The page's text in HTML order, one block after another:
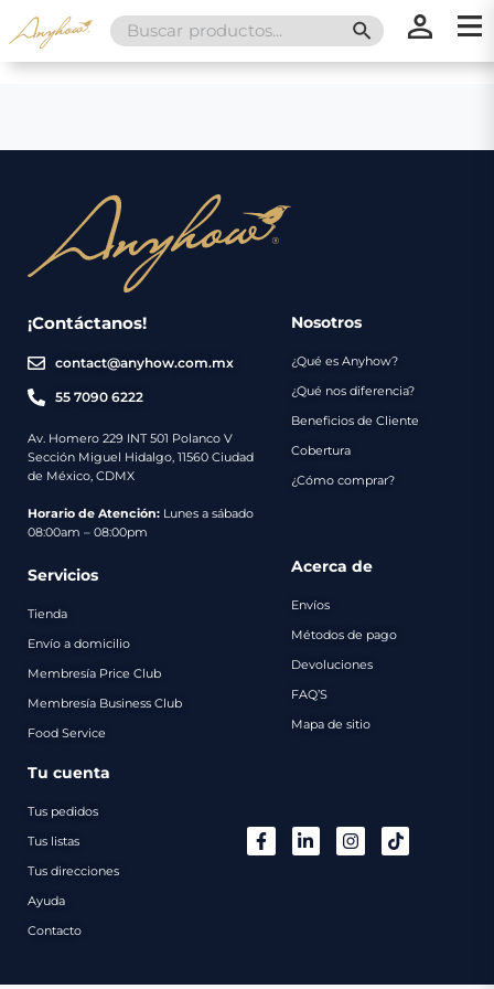
Search
for:
SEARCH
¡Contáctanos!
contact@anyhow.com.mx
55 7090 6222
Av. Homero 229 INT 501 Polanco V
Sección Miguel Hidalgo, 11560 Ciudad
de México, CDMX
Horario de Atención: Lunes a sábado
08:00am – 08:00pm
Nosotros
¿Qué es Anyhow?
¿Qué nos diferencia?
Beneficios de Cliente
Cobertura
¿Cómo comprar?
Servicios
Tienda
Envío a domicilio
Membresía Price Club
Membresía Business Club
Food Service
Acerca de
Envíos
Métodos de pago
Devoluciones
FAQ’S
Mapa de sitio
Tu cuenta
Tus pedidos
Tus listas
Tus direcciones
Ayuda
Contacto
Nosotros
Servicios
Envíos
Métodos
de
Catálogo
Regalos
Contacto